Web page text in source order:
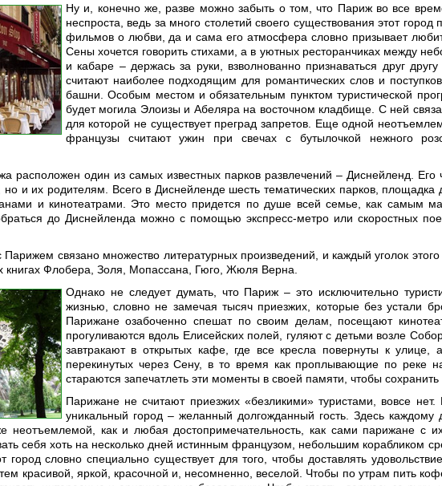
Ну и, конечно же, разве можно забыть о том, что Париж во все
неспроста, ведь за много столетий своего существования этот
фильмов о любви, да и сама его атмосфера словно призывает
Сены хочется говорить стихами, а в уютных ресторанчиках между
и кабаре – держась за руки, взволнованно признаваться друг
считают наиболее подходящим для романтических слов и
башни. Особым местом и обязательным пунктом туристической
будет могила Элоизы и Абеляра на восточном кладбище. С ней
для которой не существует преград запретов. Еще одной
французы считают ужин при свечах с бутылочкой нежного
расположен один из самых известных парков развлечений – Диснейленд.
и их родителям. Всего в Диснейленде шесть тематических парков, площадка
и кинотеатрами. Это место придется по душе всей семье, как самым
до Диснейленда можно с помощью экспресс-метро или скоростных
Парижем связано множество литературных произведений, и каждый уголок
книгах Флобера, Золя, Мопассана, Гюго, Жюля Верна.
Однако не следует думать, что Париж – это исключительно
жизнью, словно не замечая тысяч приезжих, которые без устали
Парижане озабоченно спешат по своим делам, посещают
прогуливаются вдоль Елисейских полей, гуляют с детьми возле
завтракают в открытых кафе, где все кресла повернуты к улице,
перекинутых через Сену, в то время как проплывающие по реке
стараются запечатлеть эти моменты в своей памяти, чтобы
Парижане не считают приезжих «безликими» туристами, вовсе
уникальный город – желанный долгожданный гость. Здесь каждому
неотъемлемой, как и любая достопримечательность, как сами парижане с
себя хоть на несколько дней истинным французом, небольшим корабликом
словно специально существует для того, чтобы доставлять
красивой, яркой, красочной и, несомненно, веселой. Чтобы по утрам пить